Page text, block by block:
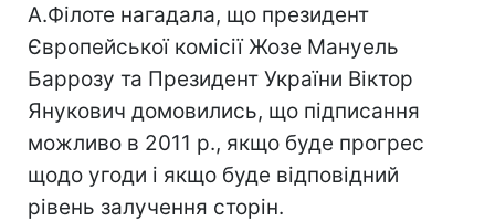
А.Філоте нагадала, що президент
Європейської комісії Жозе Мануель
Баррозу та Президент України Віктор
Янукович домовились, що підписання
можливо в 2011 р., якщо буде прогрес
щодо угоди і якщо буде відповідний
рівень залучення сторін.